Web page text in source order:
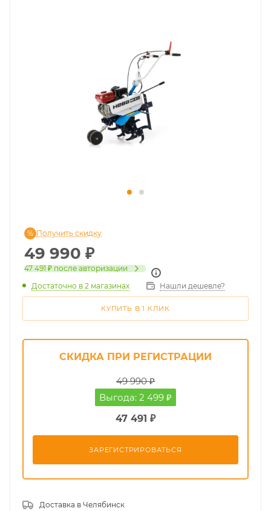
49 990 ₽
47 491 ₽после авторизации
Получить скидку
Достаточно в 2 магазинах Нашли дешевле?
КУПИТЬ В 1 КЛИК
СКИДКА ПРИ РЕГИСТРАЦИИ
49 990 ₽
Выгода: 2 499 ₽
47 491 ₽
ЗАРЕГИСТРИРОВАТЬСЯ
Доставка в Челябинск